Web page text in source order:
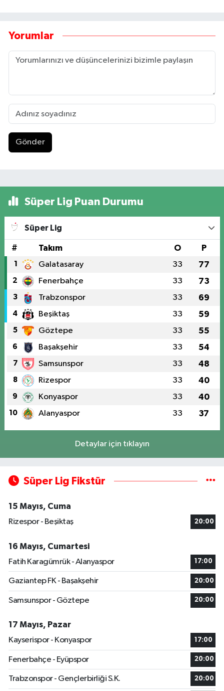
Yorumlar
Gönder
Süper Lig Puan Durumu
Süper Lig
# Takım O P
1 Galatasaray 33 77
2 Fenerbahçe 33 73
3 Trabzonspor 33 69
4 Beşiktaş 33 59
5 Göztepe 33 55
6 Başakşehir 33 54
7 Samsunspor 33 48
8 Rizespor 33 40
9 Konyaspor 33 40
10 Alanyaspor 33 37
Detaylar için tıklayın
Süper Lig Fikstür
15 Mayıs, Cuma
Rizespor - Beşiktaş
20:00
16 Mayıs, Cumartesi
Fatih Karagümrük - Alanyaspor
17:00
Gaziantep FK - Başakşehir 20:00
Samsunspor - Göztepe 20:00
17 Mayıs, Pazar
Kayserispor - Konyaspor
17:00
Fenerbahçe - Eyüpspor 20:00
Trabzonspor - Gençlerbirliği S.K. 20:00